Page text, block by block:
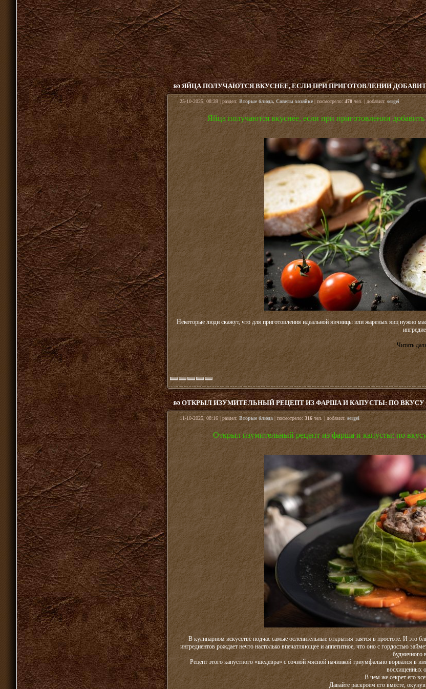
ЯЙЦА ПОЛУЧАЮТСЯ ВКУСНЕЕ, ЕСЛИ ПРИ ПРИГОТОВЛЕНИИ
25-10-2025, 08:39 | раздел:Вторые блюда, Советы хозяйке| посмотрело: 470 чел. | добавил: sergei
Яйца получаются вкуснее, если при приготовлении
Некоторые люди скажут, что для приготовления идеальной яичницы или жареных яиц нужно
Читать
ОТКРЫЛ ИЗУМИТЕЛЬНЫЙ РЕЦЕПТ ИЗ ФАРША И КАПУСТЫ: ПО
11-10-2025, 08:16 | раздел:Вторые блюда| посмотрело:316чел. | добавил:sergei
Открыл изумительный рецепт из фарша и капусты: по
В кулинарном искусстве подчас самые ослепительные открытия таятся в простоте. И
ингредиентов рождает нечто настолько впечатляющее и аппетитное, что оно с гордостью
будничного
Рецепт этого капустного «шедевра» с сочной мясной начинкой триумфально ворвался в
восхищенных
В чем же секрет его
Давайте раскроем его вместе,